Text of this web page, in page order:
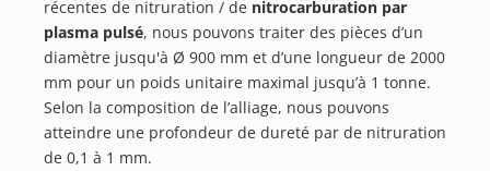
récentes de nitruration / de nitrocarburation par
plasma pulsé, nous pouvons traiter des pièces d’un
diamètre jusqu'à Ø 900 mm et d’une longueur de 2000
mm pour un poids unitaire maximal jusqu’à 1 tonne.
Selon la composition de l’alliage, nous pouvons
atteindre une profondeur de dureté par de nitruration
de 0,1 à 1 mm.